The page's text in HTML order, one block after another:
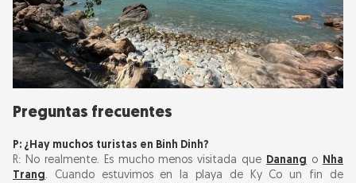
Preguntas frecuentes
P: ¿Hay muchos turistas en Binh Dinh?
R: No realmente. Es mucho menos visitada que Danang o Nha
Trang. Cuando estuvimos en la playa de Ky Co un fin de